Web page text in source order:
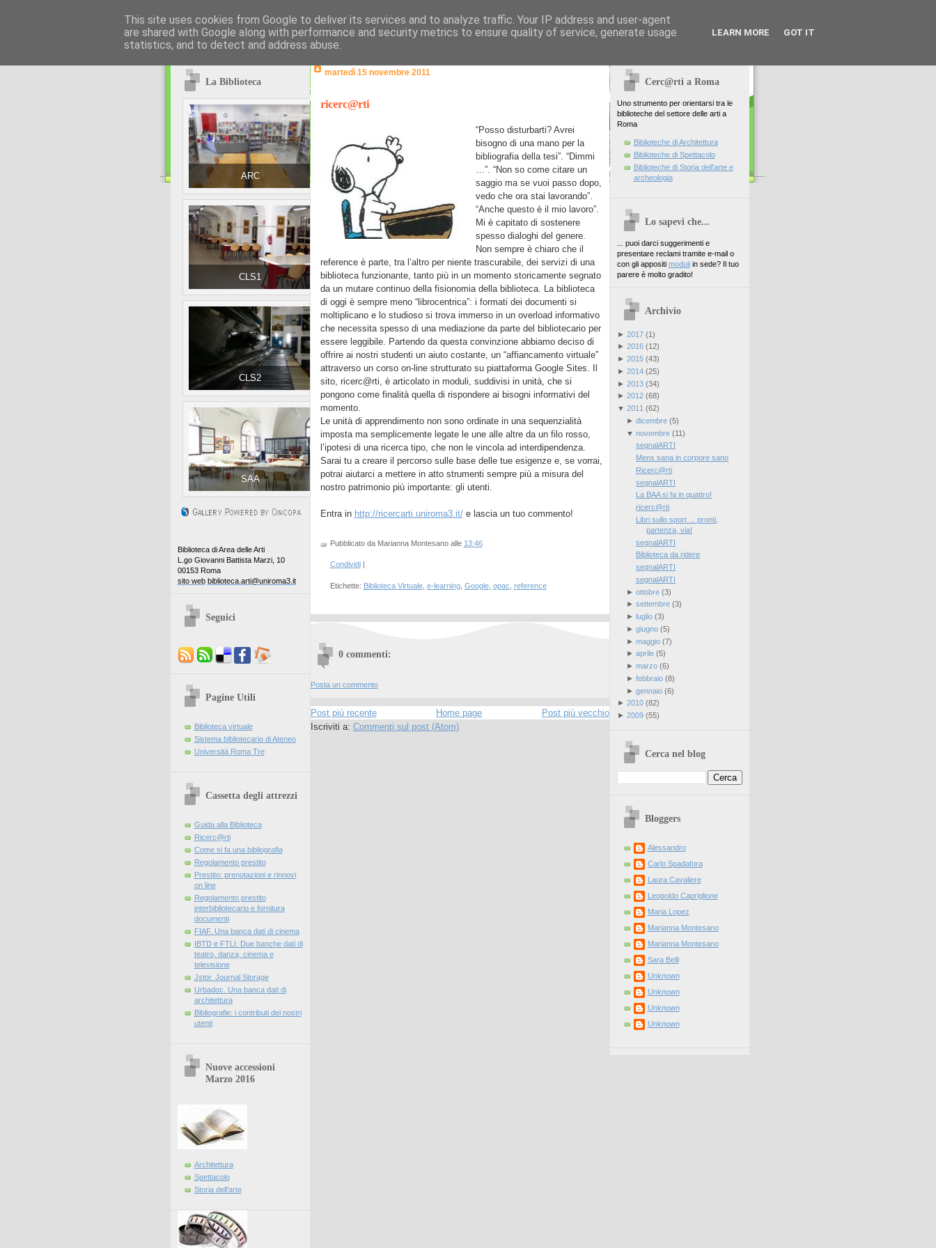
La Biblioteca
ARC
CLS1
CLS2
SAA
Biblioteca di Area delle Arti
L.go Giovanni Battista Marzi, 10
00153 Roma
sito web biblioteca.arti@uniroma3.it
Seguici
Pagine Utili
Biblioteca virtuale
Sistema bibliotecario di Ateneo
Università Roma Tre
Cassetta degli attrezzi
Guida alla Biblioteca
Ricerc@rti
Come si fa una bibliografia
Regolamento prestito
Prestito: prenotazioni e rinnovi
on line
Regolamento prestito
interbibliotecario e fornitura
documenti
FIAF. Una banca dati di cinema
IBTD e FTLI. Due banche dati di
teatro, danza, cinema e
televisione
Jstor. Journal Storage
Urbadoc. Una banca dati di
architettura
Bibliografie: i contributi dei nostri
utenti
Nuove accessioni
Marzo 2016
Architettura
Spettacolo
Storia dell'arte
martedì 15 novembre 2011
ricerc@rti
“Posso disturbarti? Avrei
bisogno di una mano per la
bibliografia della tesi”. “Dimmi
…”. “Non so come citare un
saggio ma se vuoi passo dopo,
vedo che ora stai lavorando”.
“Anche questo è il mio lavoro”.
Mi è capitato di sostenere
spesso dialoghi del genere.
Non sempre è chiaro che il
reference è parte, tra l’altro per niente trascurabile, dei servizi di una
biblioteca funzionante, tanto più in un momento storicamente segnato
da un mutare continuo della fisionomia della biblioteca. La biblioteca
di oggi è sempre meno “librocentrica”: i formati dei documenti si
moltiplicano e lo studioso si trova immerso in un overload informativo
che necessita spesso di una mediazione da parte del bibliotecario per
essere leggibile. Partendo da questa convinzione abbiamo deciso di
offrire ai nostri studenti un aiuto costante, un “affiancamento virtuale”
attraverso un corso on-line strutturato su piattaforma Google Sites. Il
sito, ricerc@rti, è articolato in moduli, suddivisi in unità, che si
pongono come finalità quella di rispondere ai bisogni informativi del
momento.
Le unità di apprendimento non sono ordinate in una sequenzialità
imposta ma semplicemente legate le une alle altre da un filo rosso,
l’ipotesi di una ricerca tipo, che non le vincola ad interdipendenza.
Sarai tu a creare il percorso sulle base delle tue esigenze e, se vorrai,
potrai aiutarci a mettere in atto strumenti sempre più a misura del
nostro patrimonio più importante: gli utenti.
Entra in http://ricercarti.uniroma3.it/e lascia un tuo commento!
Pubblicato da Marianna Montesano alle 13:46
Condividi
Etichette: Biblioteca Virtuale, e-learning, Google, opac reference
0 commenti:
Posta un commento
Post più recente Post più vecchio
Home page
Iscriviti a: Commenti sul post (Atom)
Cerc@rti a Roma
Uno strumento per orientarsi tra le
biblioteche del settore delle arti a
Roma
Biblioteche di Architettura
Biblioteche di Spettacolo
Biblioteche di Storia dell'arte e
archeologia
Lo sapevi che...
... puoi darci suggerimenti e
presentare reclami tramite e-mail o
con gli appositi moduliin sede? Il tuo
parere è molto gradito!
Archivio
► 2017(1)
► 2016(12)
► 2015(43)
► 2014(25)
► 2013(34)
► 2012(68)
▼ 2011 (62)
► dicembre(5)
▼ novembre(11)
segnalARTI
Mens sana in corpore sano
Ricerc@rti
segnalARTI
La BAA si fa in quattro!
ricerc@rti
Libri sullo sport ... pronti,
partenza, via!
segnalARTI
Biblioteca da ridere
segnalARTI
segnalARTI
► ottobre(3)
► settembre(3)
► luglio(3)
► giugno(5)
► maggio(7)
► aprile(5)
► marzo(6)
► febbraio(8)
► gennaio(6)
► 2010(82)
► 2009(55)
Cerca nel blog
Bloggers
Alessandro
Carlo Spadafora
Laura Cavaliere
Leopoldo Capriglione
Maria Lopez
Marianna Montesano
Marianna Montesano
Sara Belli
Unknown
Unknown
Unknown
Unknown
This site uses cookies from Google to deliver its services and to analyze traffic. Your IP address and user-agent
are shared with Google along with performance and security metrics to ensure quality of service, generate usage
statistics, and to detect and address abuse.
LEARN MORE GOT IT